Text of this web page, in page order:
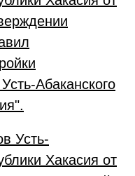
Абаканского
Усть-
Хакасия от